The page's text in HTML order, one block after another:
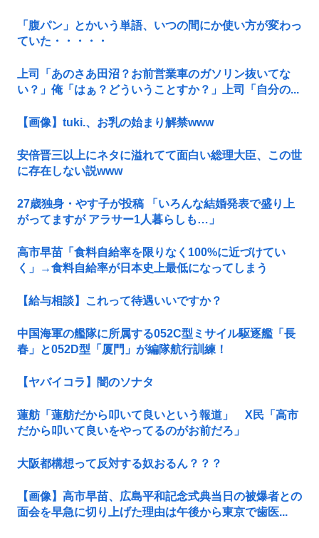
「腹パン」とかいう単語、いつの間にか使い方が変わっ
ていた・・・・・
上司「あのさあ田沼？お前営業車のガソリン抜いてな
い？」俺「はぁ？どういうことすか？」上司「自分の...
【画像】tuki.、お乳の始まり解禁www
安倍晋三以上にネタに溢れてて面白い総理大臣、この世
に存在しない説www
27歳独身・やす子が投稿 「いろんな結婚発表で盛り上
がってますが アラサー1人暮らしも…」
高市早苗「食料自給率を限りなく100%に近づけてい
く」→食料自給率が日本史上最低になってしまう
【給与相談】これって待遇いいですか？
中国海軍の艦隊に所属する052C型ミサイル駆逐艦「長
春」と052D型「厦門」が編隊航行訓練！
【ヤバイコラ】闇のソナタ
蓮舫「蓮舫だから叩いて良いという報道」 X民「高市
だから叩いて良いをやってるのがお前だろ」
大阪都構想って反対する奴おるん？？？
【画像】高市早苗、広島平和記念式典当日の被爆者との
面会を早急に切り上げた理由は午後から東京で歯医...